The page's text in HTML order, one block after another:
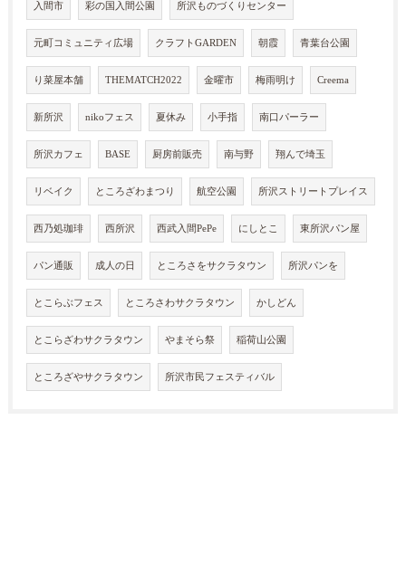
入間市 彩の国入間公園 所沢ものづくりセンター
元町コミュニティ広場 クラフトGARDEN 朝霞 青葉台公園
り菜屋本舗 THEMATCH2022 金曜市 梅雨明け Creema
新所沢 nikoフェス 夏休み 小手指 南口パーラー
所沢カフェ BASE 厨房前販売 南与野 翔んで埼玉
リベイク ところざわまつり 航空公園 所沢ストリートプレイス
西乃処珈琲 西所沢 西武入間PePe にしとこ 東所沢パン屋
パン通販 成人の日 ところさをサクラタウン 所沢パンを
とこらぶフェス ところさわサクラタウン かしどん
とこらざわサクラタウン やまそら祭 稲荷山公園
ところざやサクラタウン 所沢市民フェスティバル